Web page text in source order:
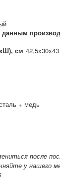
см 42,5х30х43
+ медь
после
у нашего